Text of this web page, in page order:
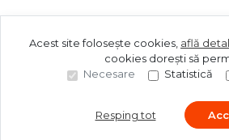
Acest site folosește cookies, află
cookies dorești să
Necesare
Statistică
Resping tot